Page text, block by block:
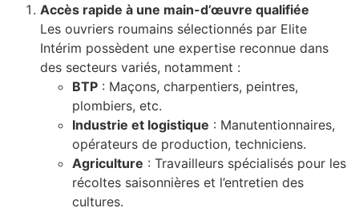
Accès rapide à une main-d’œuvre qualifiée
Les ouvriers roumains sélectionnés par Elite
Intérim possèdent une expertise reconnue dans
des secteurs variés, notamment :
BTP : Maçons, charpentiers, peintres,
plombiers, etc.
Industrie et logistique : Manutentionnaires,
opérateurs de production, techniciens.
Agriculture : Travailleurs spécialisés pour les
récoltes saisonnières et l’entretien des
cultures.